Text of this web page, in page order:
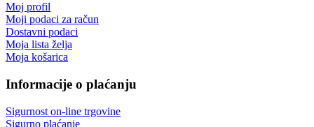
Moj profil
Moji podaci za račun
Dostavni podaci
Moja lista želja
Moja košarica
Informacije o plaćanju
Sigurnost on-line trgovine
Sigurno plaćanje